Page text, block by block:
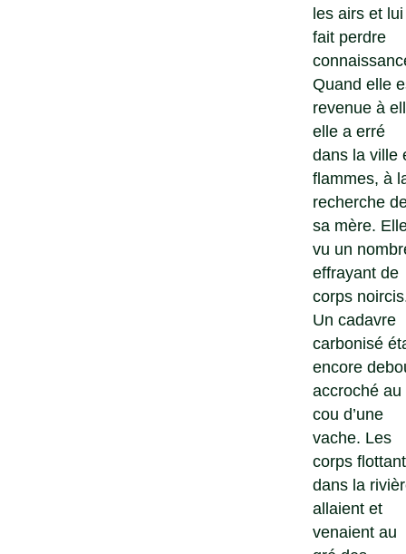
les airs et
fait perdre
Quand elle
revenue à
elle a erré
dans la ville
flammes, à
recherche
sa mère.
vu un
effrayant de
corps
Un cadavre
carbonisé
encore
accroché au
cou d’une
vache. Les
corps flottant
dans la
allaient et
venaient au